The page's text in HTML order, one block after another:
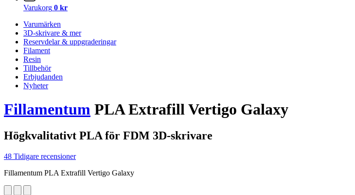
Varukorg 0 kr
Varumärken
3D-skrivare & mer
Reservdelar & uppgraderingar
Filament
Resin
Tillbehör
Erbjudanden
Nyheter
Fillamentum PLA Extrafill Vertigo Galaxy
Högkvalitativt PLA för FDM 3D-skrivare
48 Tidigare recensioner
Fillamentum PLA Extrafill Vertigo Galaxy